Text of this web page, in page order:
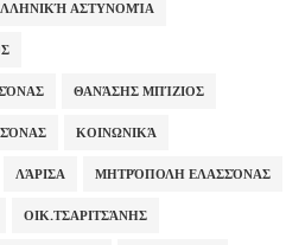
ΑΣΤΥΝΟΜΊΑ
ΘΑΝΆΣΗΣ ΜΠΊΖΙΟΣ
ΚΟΙΝΩΝΙΚΆ
ΛΆΡΙΣΑ ΜΗΤΡΌΠΟΛΗ ΕΛΑΣΣΌΝΑΣ
ΟΙΚ.ΤΣΑΡΙΤΣΆΝΗΣ